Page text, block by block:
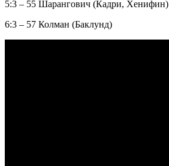
5:3 – 55 Шарангович (Кадри, Хенифин)
6:3 – 57 Колман (Баклунд)